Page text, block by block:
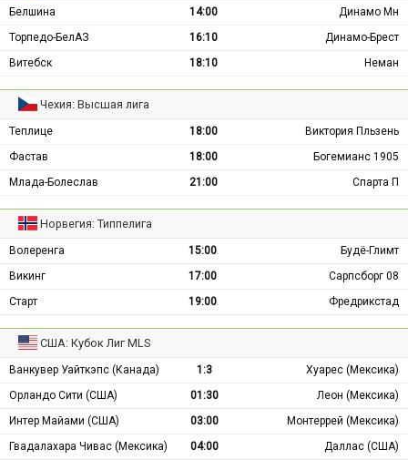
Белшина 14:00
Динамо Мн
Торпедо-БелАЗ
16:10
Динамо-Брест
Витебск
18:10 Неман
Чехия: Высшая лига
Теплице 18:00
Виктория Пльзень
Фастав
18:00
Богемианс 1905
Млада-Болеслав
21:00 Спарта П
Норвегия: Типпелига
Волеренга 15:00
Будё-Глимт
Викинг
17:00
Сарпсборг 08
Старт
19:00 Фредрикстад
США: Кубок Лиг MLS
Ванкувер Уайткэпс (Канада) 1:3
Хуарес (Мексика)
Орландо Сити (США)
01:30
Леон (Мексика)
Интер Майами (США)
03:00
Монтеррей (Мексика)
Гвадалахара Чивас (Мексика)
04:00 Даллас (США)